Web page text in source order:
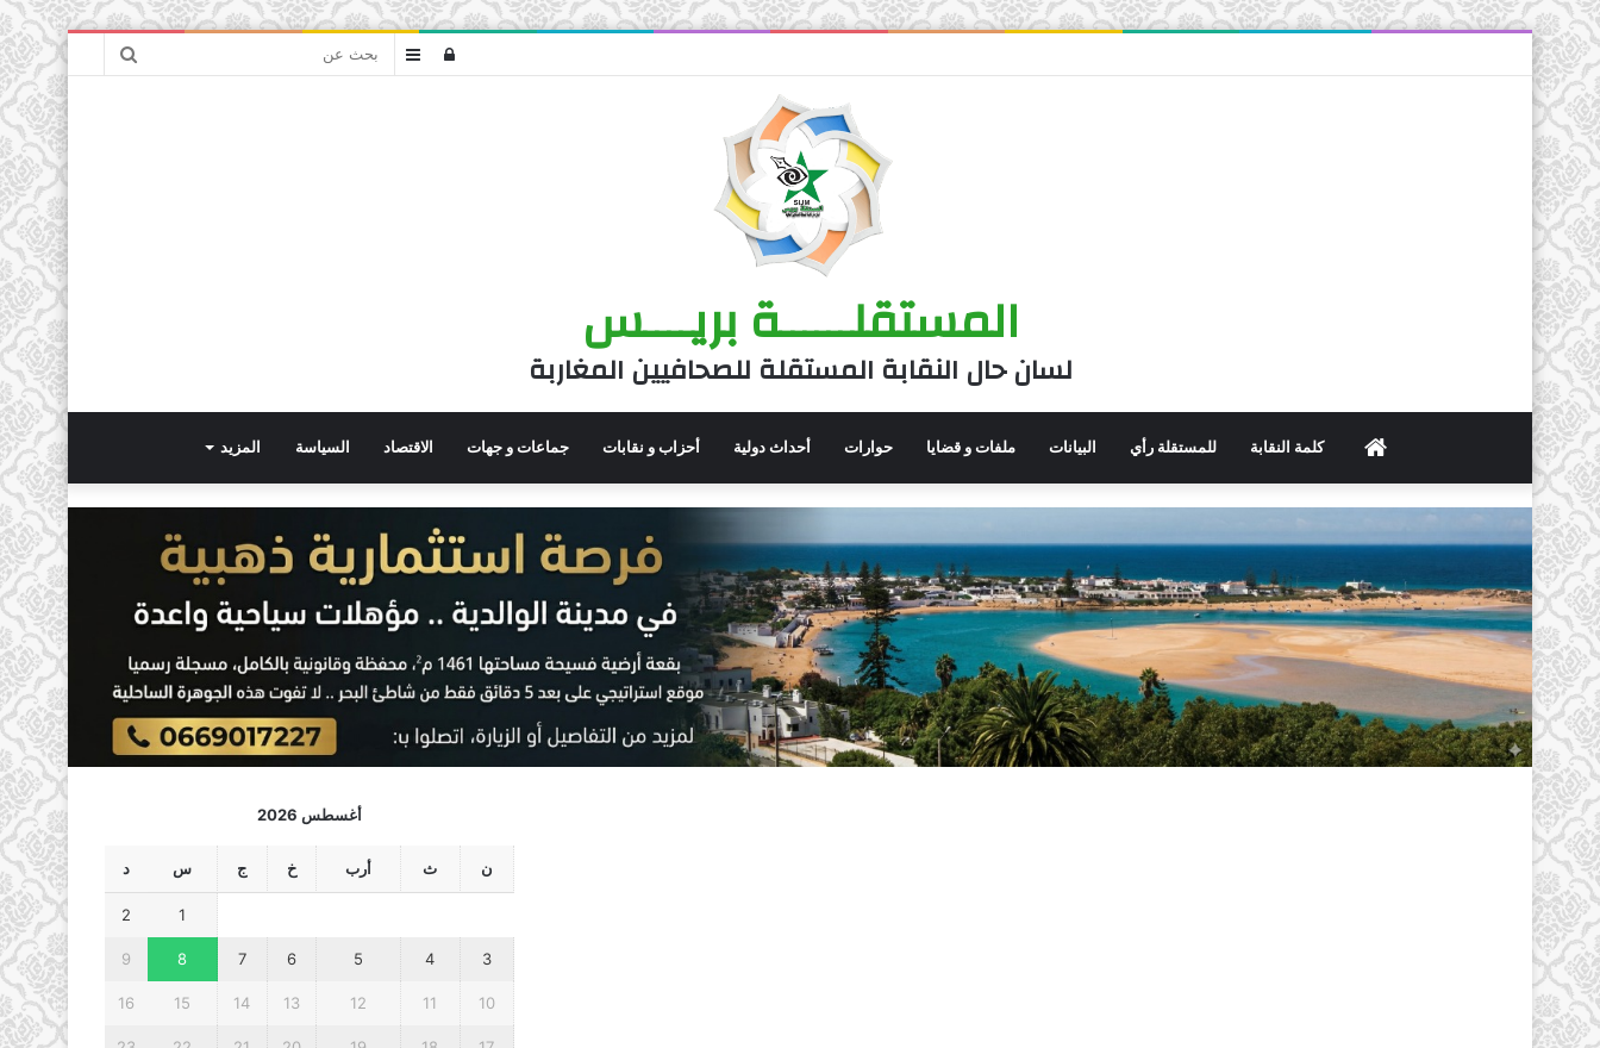
بحث
عمودتسجيل
المستقلــــــة بريــــس
لسان حال النقابة المستقلة للصحافيين المغاربة
الرئيسيةكلمة النقابة للمستقلة رأي البيانات ملفات و قضايا حوارات أحداث دولية أحزاب و نقابات جماعات و جهات الاقتصاد السياسة المزيد
أغسطس 2026
ن ث أرب خ ج س د
1
2
3
4
5
6
7
8
9
10
11
12
13
14
15
16